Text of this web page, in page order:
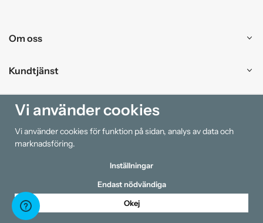
Om oss
Kundtjänst
Handla
Information
Vi använder cookies
Vi använder cookies för funktion på sidan, analys av data och
marknadsföring.
Inställningar
Endast nödvändiga
Okej